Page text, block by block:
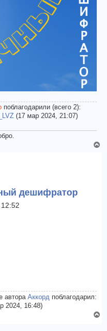
поблагодарили (всего 2):
(17 мар 2024, 21:07)
дешифратор
автора Аккорд поблагодарил:
2024, 16:48)